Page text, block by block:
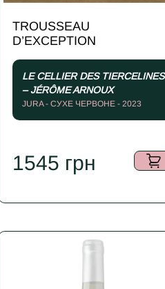
TROUSSEAU
D’EXCEPTION
LE CELLIER DES TIERCELINES
– JÉRÔME ARNOUX
JURA - СУХЕ ЧЕРВОНЕ - 2023
1545 грн